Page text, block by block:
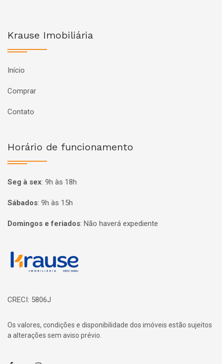
Krause Imobiliária
Início
Comprar
Contato
Horário de funcionamento
Seg à sex: 9h às 18h
Sábados: 9h às 15h
Domingos e feriados: Não haverá expediente
Página inicial
CRECI: 5806J
Os valores, condições e disponibilidade dos imóveis estão sujeitos
a alterações sem aviso prévio.